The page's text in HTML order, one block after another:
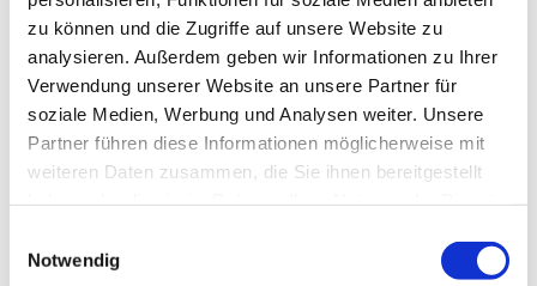
zu können und die Zugriffe auf unsere Website zu
analysieren. Außerdem geben wir Informationen zu Ihrer
Verwendung unserer Website an unsere Partner für
soziale Medien, Werbung und Analysen weiter. Unsere
Partner führen diese Informationen möglicherweise mit
weiteren Daten zusammen, die Sie ihnen bereitgestellt
Notwendig